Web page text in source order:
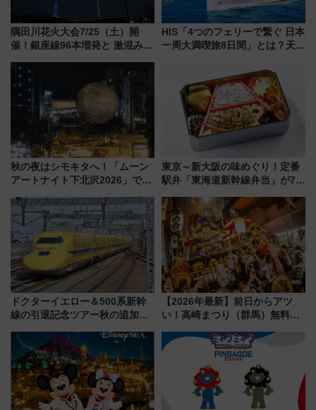
隅田川花火大会7/25（土）開
催！銀座線96本増発と 激混みの
アクセス攻略法、2万発の花火が
都心の夜に！
HIS「4つのフェリーで繋ぐ 日本
一周大満喫旅8日間」とは？天橋
の絶景＆限定グルメを網羅！煩
雑な手続きも不要でお手軽に楽
しめるプランが登場
秋の夜はシモキタへ！「ムーン
アートナイト下北沢2026」でイ
を満喫しよう
東京～新大阪の味めぐり！定番
駅弁「東海道新幹線弁当」が7月
ドクターイエロー＆500系新幹
線の引退記念ツアー秋の追加企
ホテル情報まとめ
【2026年最新】前日からアツ
い！高崎まつり（群馬）無料観
しまで